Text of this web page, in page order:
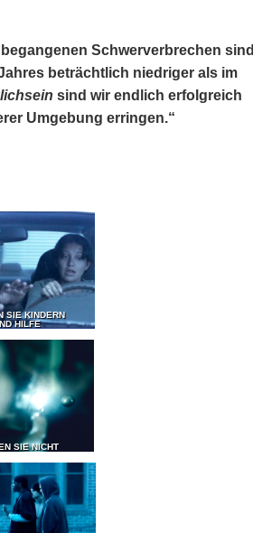
Schwerverbrechen sind
beträchtlich niedriger als im
sind wir endlich erfolgreich
Umgebung erringen.“
SIE KINDERN
HILFE
SIE NICHT